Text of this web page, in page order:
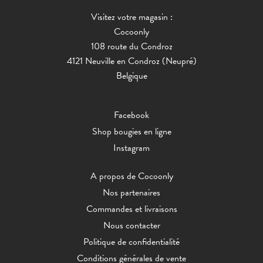
Visitez votre magasin :
Cocoonly
108 route du Condroz
4121 Neuville en Condroz (Neupré)
Belgique
Facebook
Shop bougies en ligne
Instagram
A propos de Cocoonly
Nos partenaires
Commandes et livraisons
Nous contacter
Politique de confidentialité
Conditions générales de vente